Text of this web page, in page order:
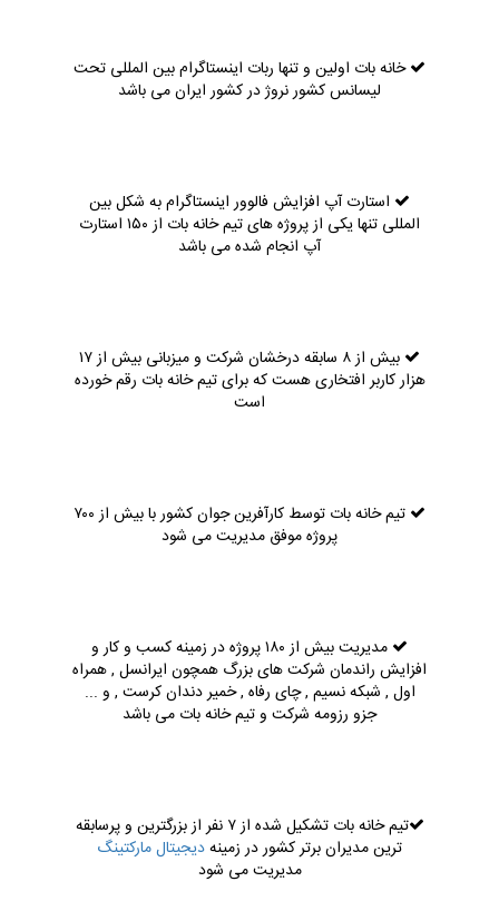
خانه بات اولین و تنها ربات اینستاگرام بین المللی تحت
لیسانس کشور نروژ در کشور ایران می باشد
استارت آپ افزایش فالوور اینستاگرام به شکل بین
المللی تنها یکی از پروژه های تیم خانه بات از ۱۵۰ استارت
آپ انجام شده می باشد
بیش از ۸ سابقه درخشان شرکت و میزبانی بیش از ۱۷
هزار کاربر افتخاری هست که برای تیم خانه بات رقم خورده
است
تیم خانه بات توسط کارآفرین جوان کشور با بیش از ۷۰۰
پروژه موفق مدیریت می شود
مدیریت بیش از ۱۸۰ پروژه در زمینه کسب و کار و
افزایش راندمان شرکت های بزرگ همچون ایرانسل , همراه
اول , شبکه نسیم , چای رفاه , خمیر دندان کرست , و ...
جزو رزومه شرکت و تیم خانه بات می باشد
تیم خانه بات تشکیل شده از ۷ نفر از بزرگترین و پرسابقه
ترین مدیران برتر کشور در زمینهدیجیتال مارکتینگ
مدیریت می شود